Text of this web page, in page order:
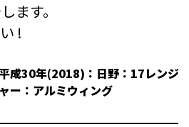
ます。
!
成30年(2018)：日野：17レンジ
ャー：アルミウィング